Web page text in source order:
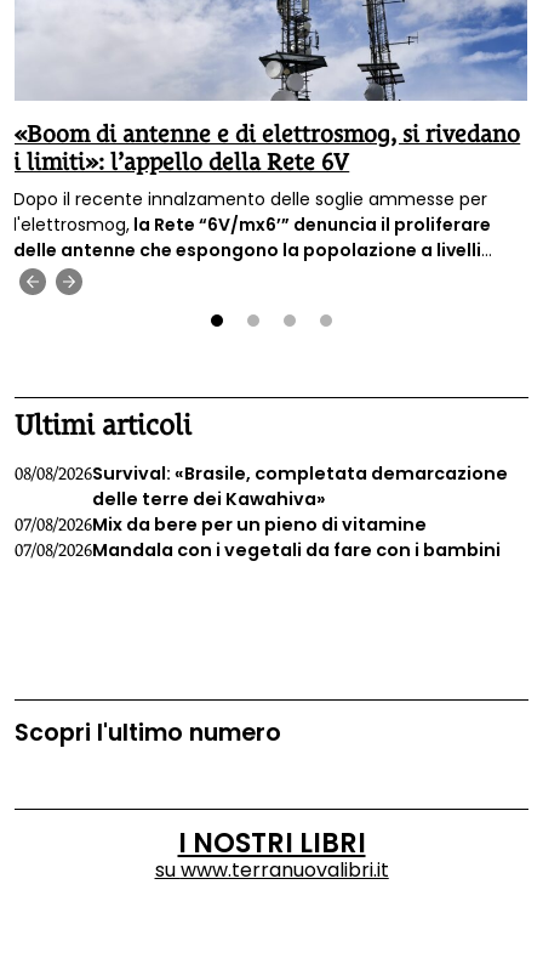
«Boom di antenne e di elettrosmog, si rivedano
i limiti»: l’appello della Rete 6V
Dopo il recente innalzamento delle soglie ammesse per
l'elettrosmog, la Rete “6V/mx6’” denuncia il proliferare
delle antenne che espongono la popolazione a livelli
sempre più alti di inquinamento elettromagnetico e
chiede il ripristino di limiti di legge più bassi.
Ultimi articoli
08/08/2026Survival: «Brasile, completata demarcazione
delle terre dei Kawahiva»
07/08/2026Mix da bere per un pieno di vitamine
07/08/2026Mandala con i vegetali da fare con i bambini
Scopri l'ultimo numero
I NOSTRI LIBRI
suwww.terranuovalibri.it